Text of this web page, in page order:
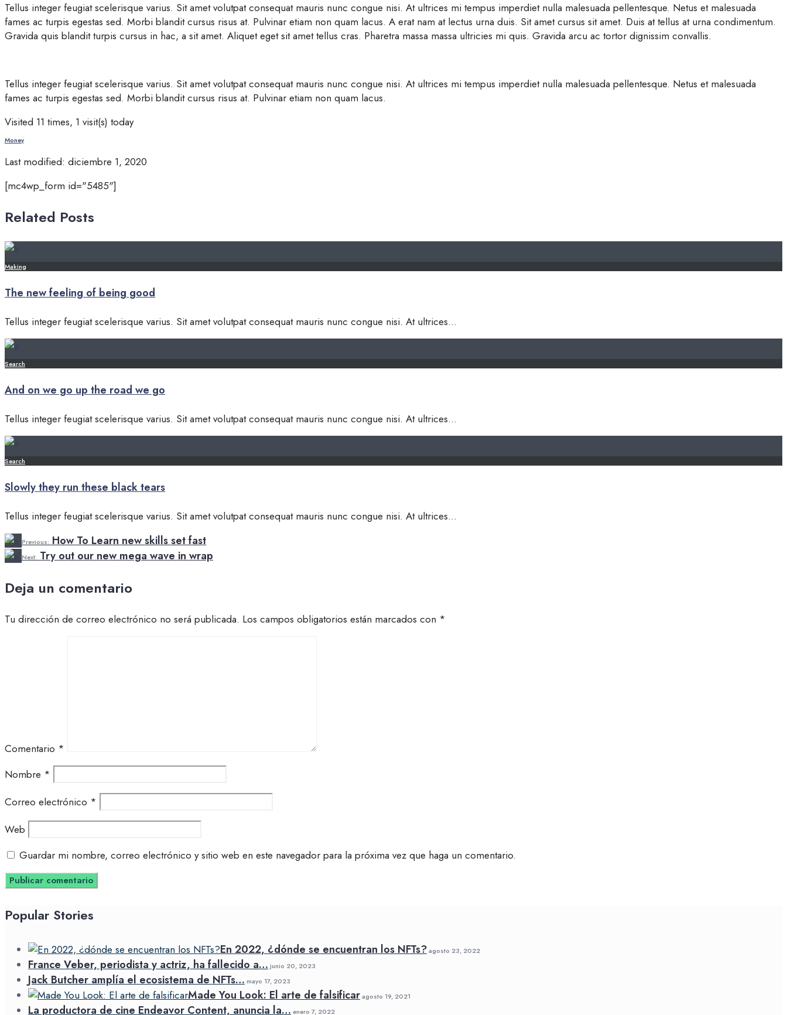
Tellus integer feugiat scelerisque varius. Sit amet volutpat consequat mauris nunc congue nisi. At ultrices mi tempus imperdiet nulla malesuada pellentesque. Netus et malesuada
fames ac turpis egestas sed. Morbi blandit cursus risus at. Pulvinar etiam non quam lacus. A erat nam at lectus urna duis. Sit amet cursus sit amet. Duis at tellus at urna condimentum.
Gravida quis blandit turpis cursus in hac, a sit amet. Aliquet eget sit amet tellus cras. Pharetra massa massa ultricies mi quis. Gravida arcu ac tortor dignissim convallis.
Tellus integer feugiat scelerisque varius. Sit amet volutpat consequat mauris nunc congue nisi. At ultrices mi tempus imperdiet nulla malesuada pellentesque. Netus et malesuada
fames ac turpis egestas sed. Morbi blandit cursus risus at. Pulvinar etiam non quam lacus.
Visited 11 times, 1 visit(s) today
Money
Last modified: diciembre 1, 2020
[mc4wp_form id="5485"]
Related Posts
Making
The new feeling of being good
Tellus integer feugiat scelerisque varius. Sit amet volutpat consequat mauris nunc congue nisi. At ultrices...
Search
And on we go up the road we go
Tellus integer feugiat scelerisque varius. Sit amet volutpat consequat mauris nunc congue nisi. At ultrices...
Search
Slowly they run these black tears
Tellus integer feugiat scelerisque varius. Sit amet volutpat consequat mauris nunc congue nisi. At ultrices...
Previous: How To Learn new skills set fast
Next: Try out our new mega wave in wrap
Deja un comentario
Tu dirección de correo electrónico no será publicada. Los campos obligatorios están marcados con *
Comentario *
Nombre *
Correo electrónico *
Web
Guardar mi nombre, correo electrónico y sitio web en este navegador para la próxima vez que haga un comentario.
Popular Stories
En 2022, ¿dónde se encuentran los NFTs?agosto 23, 2022
France Veber, periodista y actriz, ha fallecido a… junio 20, 2023
Jack Butcher amplía el ecosistema de NFTs… mayo 17, 2023
Made You Look: El arte de falsificaragosto 19, 2021
La productora de cine Endeavor Content, anuncia la… enero 7, 2022